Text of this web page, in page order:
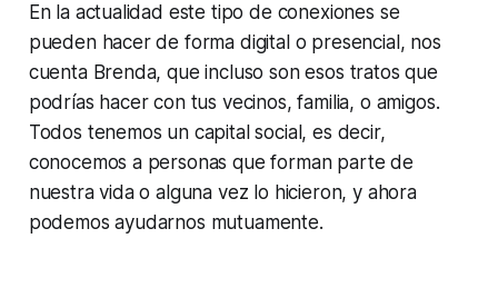
En la actualidad este tipo de conexiones se
pueden hacer de forma digital o presencial, nos
cuenta Brenda, que incluso son esos tratos que
podrías hacer con tus vecinos, familia, o amigos.
Todos tenemos un capital social, es decir,
conocemos a personas que forman parte de
nuestra vida o alguna vez lo hicieron, y ahora
podemos ayudarnos mutuamente.